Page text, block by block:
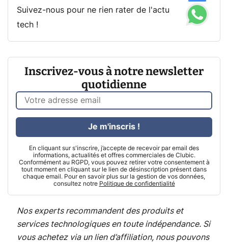
Suivez-nous pour ne rien rater de l'actu
tech !
Inscrivez-vous à notre newsletter
quotidienne
En cliquant sur s'inscrire, j’accepte de recevoir par email des
informations, actualités et offres commerciales de Clubic.
Conformément au RGPD, vous pouvez retirer votre consentement à
tout moment en cliquant sur le lien de désinscription présent dans
chaque email. Pour en savoir plus sur la gestion de vos données,
consultez notre Politique de confidentialité
Je m'inscris !
Nos experts recommandent des produits et
services technologiques en toute indépendance. Si
vous achetez via un lien d’affiliation, nous pouvons